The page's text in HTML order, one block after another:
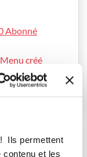
Ils permettent
contenu et les
Abonné
créé